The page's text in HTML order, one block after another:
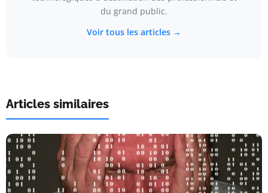
du grand public.
Voir tous les articles →
Articles similaires